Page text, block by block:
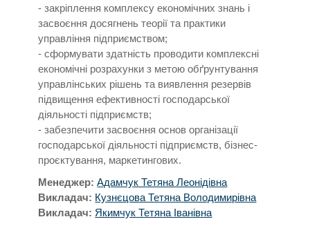
- закріплення комплексу економічних знань і
засвоєння досягнень теорії та практики
управління підприємством;
- сформувати здатність проводити комплексні
економічні розрахунки з метою обґрунтування
управлінських рішень та виявлення резервів
підвищення ефективності господарської
діяльності підприємств;
- забезпечити засвоєння основ організації
господарської діяльності підприємств, бізнес-
проєктування, маркетингових.
Менеджер:Адамчук Тетяна Леонідівна
Викладач: Кузнєцова Тетяна Володимирівна
Викладач: Якимчук Тетяна Іванівна